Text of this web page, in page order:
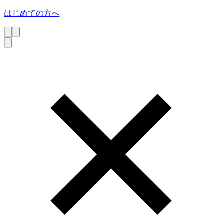
はじめての方へ